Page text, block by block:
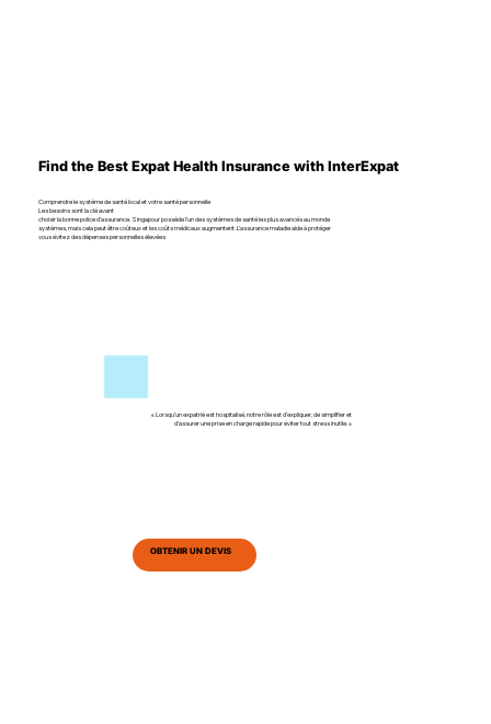
Find the Best Expat Health Insurance with InterExpat
Comprendre le système de santé local et votre santé personnelle
Les besoins sont la clé avant
choisir la bonne police d’assurance. Singapour possède l'un des systèmes de santé les plus avancés au monde
systèmes, mais cela peut être coûteux et les coûts médicaux augmentent. L’assurance maladie aide à protéger
vous évitez des dépenses personnelles élevées
OBTENIR UN DEVIS
« Lorsqu’un expatrié est hospitalisé, notre rôle est d’expliquer, de simplifier et
d’assurer une prise en charge rapide pour éviter tout stress inutile. »